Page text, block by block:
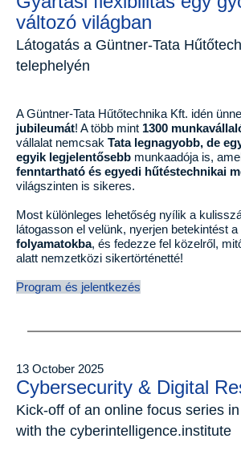
változó világban
Látogatás a Güntner-Tata
telephelyén
A Güntner-Tata Hűtőtechnika Kft. idén
jubileumát! A több mint 1300
vállalat nemcsak Tata legnagyobb, de
egyik legjelentősebb munkaadója is,
fenntartható és egyedi hűtéstechnikai
világszinten is sikeres.
Most különleges lehetőség nyílik a
látogasson el velünk, nyerjen betekintést a
folyamatokba, és fedezze fel közelről,
alatt nemzetközi sikertörténetté!
Program és jelentkezés
13 October 2025
Cybersecurity & Digital
Kick-off of an online focus series
with the cyberintelligence.institute